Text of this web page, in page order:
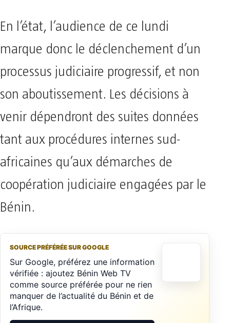
En l’état, l’audience de ce lundi
marque donc le déclenchement d’un
processus judiciaire progressif, et non
son aboutissement. Les décisions à
venir dépendront des suites données
tant aux procédures internes sud-
africaines qu’aux démarches de
coopération judiciaire engagées par le
Bénin.
SOURCE PRÉFÉRÉE SUR GOOGLE
Sur Google, préférez une information
vérifiée : ajoutez Bénin Web TV
comme source préférée pour ne rien
manquer de l’actualité du Bénin et de
l’Afrique.